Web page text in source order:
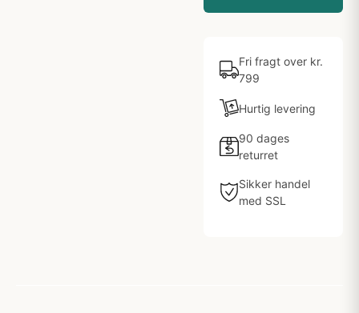
Fri fragt over kr.
799
Hurtig levering
90 dages
returret
Sikker handel
med SSL